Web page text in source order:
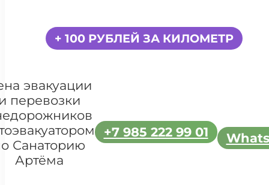
+ 100 РУБЛЕЙ ЗА КИЛОМЕТР
эвакуации
перевозки
Санаторию
Артёма
+7 985 222 99 01